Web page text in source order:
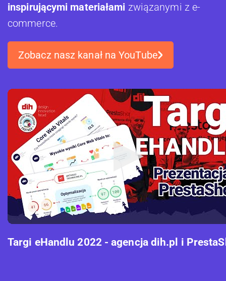
inspirującymi materiałami związanymi z e-
commerce.
Zobacz nasz kanał na YouTube
Targi eHandlu 2022 - agencja dih.pl i